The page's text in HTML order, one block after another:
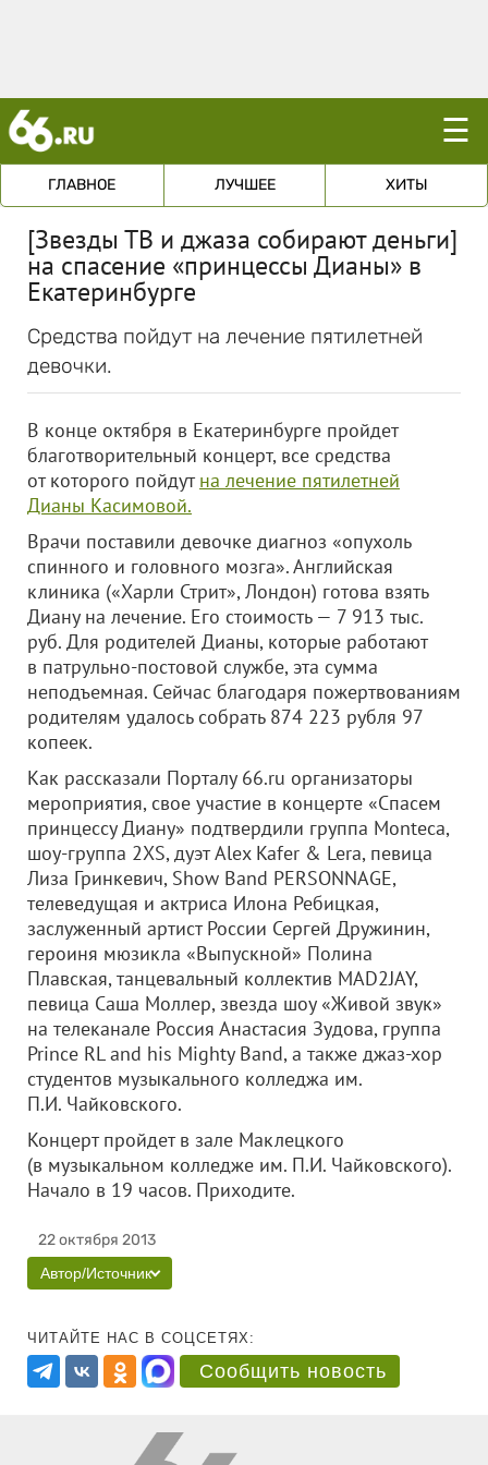
☰
ГЛАВНОЕ ЛУЧШЕЕ ХИТЫ
[Звезды ТВ и джаза собирают деньги]
на спасение «принцессы Дианы» в
Екатеринбурге
Средства пойдут на лечение пятилетней
девочки.
В конце октября в Екатеринбурге пройдет
благотворительный концерт, все средства
от которого пойдутна лечение пятилетней
Дианы Касимовой.
Врачи поставили девочке диагноз «опухоль
спинного и головного мозга». Английская
клиника («Харли Стрит», Лондон) готова взять
Диану на лечение. Его стоимость — 7 913 тыс.
руб. Для родителей Дианы, которые работают
в патрульно-постовой службе, эта сумма
неподъемная. Сейчас благодаря пожертвованиям
родителям удалось собрать 874 223 рубля 97
копеек.
Как рассказали Порталу 66.ru организаторы
мероприятия, свое участие в концерте «Спасем
принцессу Диану» подтвердили группа Monteca,
шоу-группа 2XS, дуэт Alex Kafer & Lera, певица
Лиза Гринкевич, Show Band PERSONNAGE,
телеведущая и актриса Илона Ребицкая,
заслуженный артист России Сергей Дружинин,
героиня мюзикла «Выпускной» Полина
Плавская, танцевальный коллектив MAD2JAY,
певица Саша Моллер, звезда шоу «Живой звук»
на телеканале Россия Анастасия Зудова, группа
Prince RL and his Mighty Band, а также джаз-хор
студентов музыкального колледжа им.
П.И. Чайковского.
Концерт пройдет в зале Маклецкого
(в музыкальном колледже им. П.И. Чайковского).
Начало в 19 часов. Приходите.
22 октября 2013
Автор/Источник
ЧИТАЙТЕ НАС В СОЦСЕТЯХ:
Сообщить новость